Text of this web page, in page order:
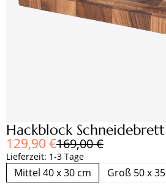
Hackblock
Verkaufspreis:Regulärer Preis:
169,00 €
129,90 €
Lieferzeit: 1-3 Tage
Mittel 40 x 30 cm Groß 50 x